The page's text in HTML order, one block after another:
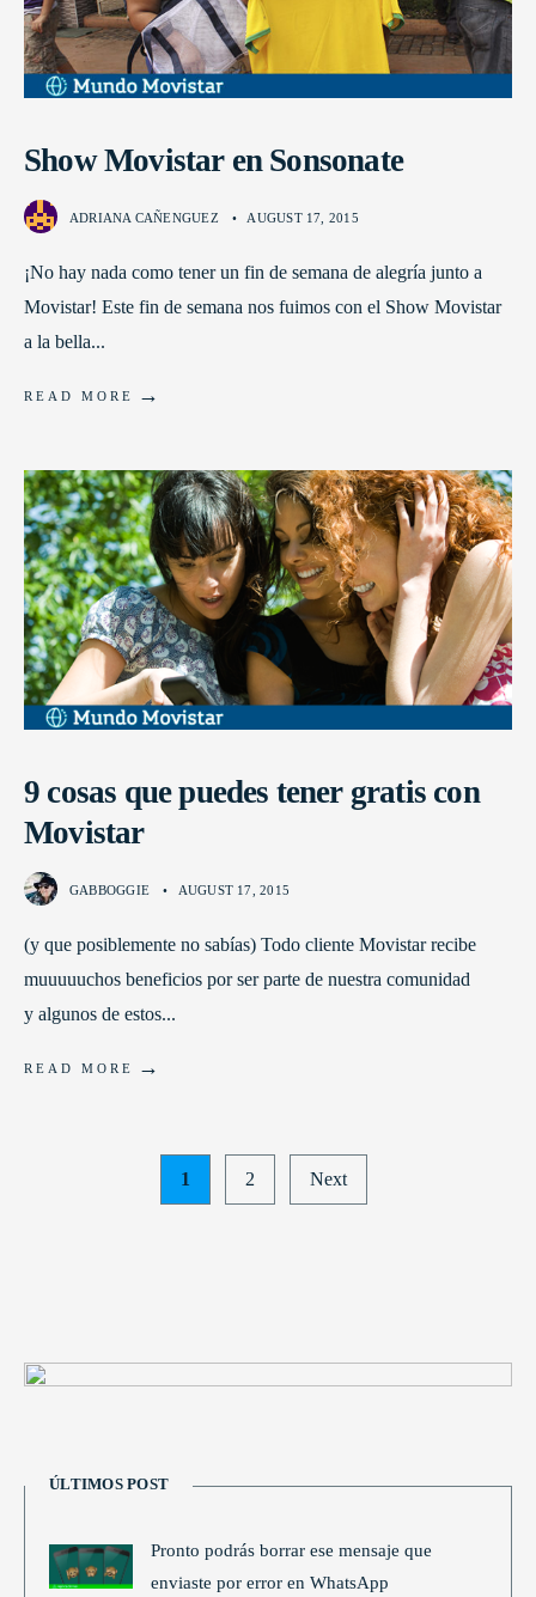
Show Movistar en Sonsonate
ADRIANA CAÑENGUEZ • AUGUST 17, 2015
¡No hay nada como tener un fin de semana de alegría junto a
Movistar! Este fin de semana nos fuimos con el Show Movistar
a la bella...
READ MORE →
9 cosas que puedes tener gratis con
Movistar
GABBOGGIE • AUGUST 17, 2015
(y que posiblemente no sabías) Todo cliente Movistar recibe
muuuuuchos beneficios por ser parte de nuestra comunidad
y algunos de estos...
READ MORE →
pagination
1 2 Next
ÚLTIMOS POST
Pronto podrás borrar ese mensaje que
enviaste por error en WhatsApp